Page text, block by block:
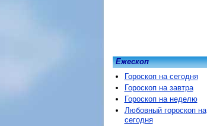
Ежескоп
Гороскоп на сегодня
Гороскоп на завтра
Гороскоп на неделю
Любовный гороскоп на
сегодня